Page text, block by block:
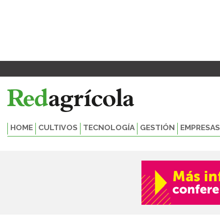
HOME CULTIVOS TECNOLOGÍA GESTIÓN EMPRESAS